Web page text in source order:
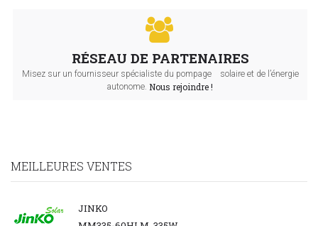
RÉSEAU DE PARTENAIRES
Misez sur un fournisseur spécialiste du pompage solaire et de l’énergie
autonome. Nous rejoindre !
MEILLEURES VENTES
JINKO